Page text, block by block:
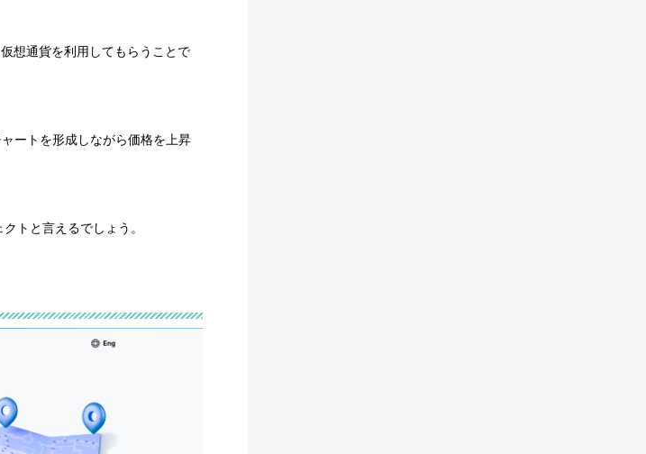
想通貨を利用してもらうことで
ートを形成しながら価格を上昇
トと言えるでしょう。